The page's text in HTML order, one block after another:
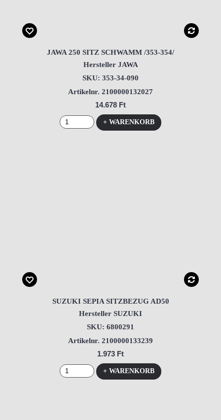
JAWA 250 SITZ SCHWAMM /353-354/
Hersteller JAWA
SKU: 353-34-090
Artikelnr. 2100000132027
14.678 Ft
+ WARENKORB
SUZUKI SEPIA SITZBEZUG AD50
Hersteller SUZUKI
SKU: 6800291
Artikelnr. 2100000133239
1.973 Ft
+ WARENKORB